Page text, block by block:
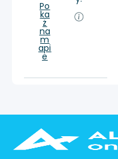
Po
ka
ż
na
m
api
e